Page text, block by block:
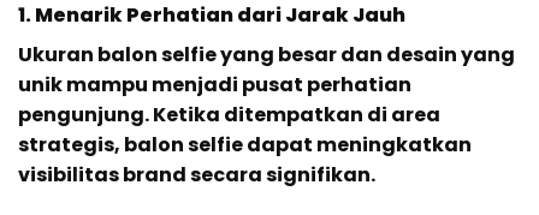
1. Menarik Perhatian dari Jarak Jauh
Ukuran balon selfie yang besar dan desain yang
unik mampu menjadi pusat perhatian
pengunjung. Ketika ditempatkan di area
strategis, balon selfie dapat meningkatkan
visibilitas brand secara signifikan.